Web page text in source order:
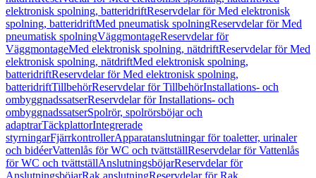
elektronisk spolning, batteridriftReservdelar för Med elektronisk
spolning, batteridriftMed pneumatisk spolningReservdelar för Med
pneumatisk spolningVäggmontageReservdelar för
VäggmontageMed elektronisk spolning, nätdriftReservdelar för Med
elektronisk spolning, nätdriftMed elektronisk spolning,
batteridriftReservdelar för Med elektronisk spolning,
batteridriftTillbehörReservdelar för TillbehörInstallations- och
ombyggnadssatserReservdelar för Installations- och
ombyggnadssatserSpolrör, spolrörsböjar och
adaptrarTäckplattorIntegrerade
styrningarFjärrkontrollerApparatanslutningar för toaletter, urinaler
och bidéerVattenlås för WC och tvättställReservdelar för Vattenlås
för WC och tvättställAnslutningsböjarReservdelar för
AnslutningsböjarRak anslutningReservdelar för Rak